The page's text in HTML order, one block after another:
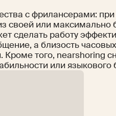
с фрилансерами:
своей или максимально
сделать работу
а близость
Кроме того, nearshoring
или языкового